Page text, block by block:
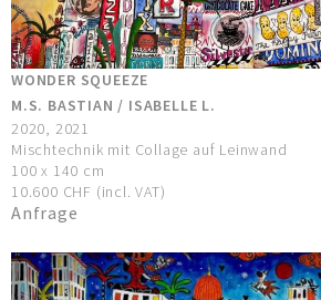
WONDER SQUEEZE
M.S. BASTIAN / ISABELLE L.
2020, 2021
Mischtechnik mit Collage auf Leinwand
100 x 140 cm
10.600 CHF (incl. VAT)
Anfrage